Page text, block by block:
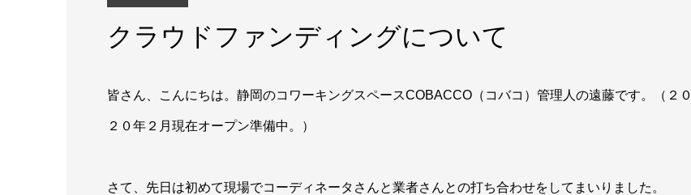
クラウドファンディングについて
皆さん、こんにちは。静岡のコワーキングスペースCOBACCO（コバコ）管理人の遠藤です。（２０
２０年２月現在オープン準備中。）
さて、先日は初めて現場でコーディネータさんと業者さんとの打ち合わせをしてまいりました。